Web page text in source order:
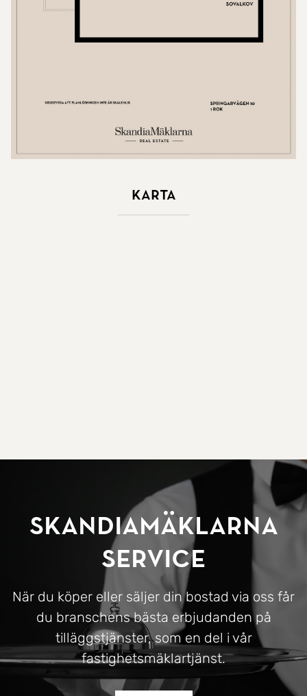
Karta
SkandiaMäklarna
Service
När du köper eller säljer din bostad via oss får
du branschens bästa erbjudanden på
tilläggstjänster, som en del i vår
fastighetsmäklartjänst.